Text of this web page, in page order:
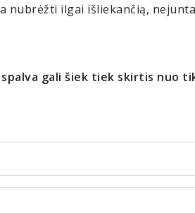
nubrėžti ilgai išliekančią,
gali šiek tiek skirtis nuo